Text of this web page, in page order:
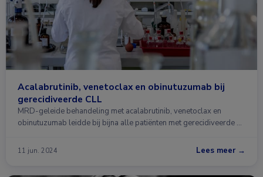
Acalabrutinib, venetoclax en obinutuzumab bij
gerecidiveerde CLL
MRD-geleide behandeling met acalabrutinib, venetoclax en
obinutuzumab leidde bij bijna alle patiënten met gerecidiveerde …
11 jun. 2024 Lees meer →